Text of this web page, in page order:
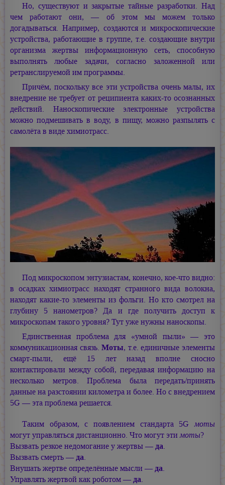
Но, существуют и закрытые тайные разработки. Над
чем работают они, — об этом мы можем только
догадываться. Например, создаются и микроскопические
устройства, работающие в группе, т.е. создающие внутри
организма жертвы информационную сеть, способную
выполнять любые задачи, согласно заложенной или
ретранслируемой им программы.
Причём, поскольку все эти устройства очень малы, их
внедрение не требует от реципиента каких-то осознанных
действий. Наноскопические электронные устройства
можно подмешивать в воду, в пищу, можно разпылять с
самолёта в виде химиотрасс.
Под микроскопом энтузиастам, конечно, кое-что видно:
в осадках химиотрасс находят странного вида волокна,
находят какие-то элементы из фольги. Но кто смотрел на
глубину 5 нанометров? Да и где получить доступ к
микроскопам такого уровня? Тут уже нужны наноскопы.
Единственная проблема для «умной пыли» — это
коммуникационная связь.Моты, т.е. единичные элементы
смарт-пыли, ещё 15 лет назад вполне сносно
контактировали между собой, передавая информацию на
несколько метров. Проблема была передать/принять
данные на разстоянии километра и более. Но с внедрением
5G — эта проблема решается.
Таким образом, с появлением стандарта 5Gмоты
могут управляться дистанционно. Что могут этимоты?
Вызвать резкое недомогание у жертвы —да.
Вызвать смерть —да.
Внушать жертве определённые мысли —да.
Управлять жертвой как роботом —да.